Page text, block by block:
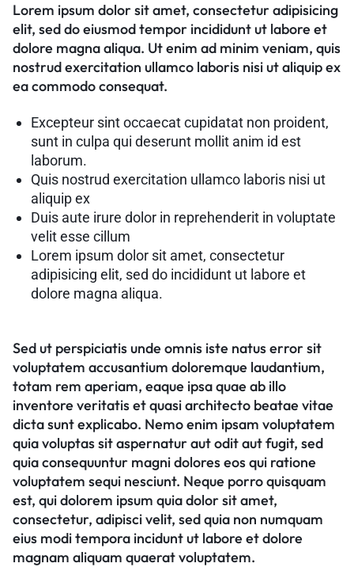
Lorem ipsum dolor sit amet, consectetur adipisicing
elit, sed do eiusmod tempor incididunt ut labore et
dolore magna aliqua. Ut enim ad minim veniam, quis
nostrud exercitation ullamco laboris nisi ut aliquip ex
ea commodo consequat.
Excepteur sint occaecat cupidatat non proident,
sunt in culpa qui deserunt mollit anim id est
laborum.
Quis nostrud exercitation ullamco laboris nisi ut
aliquip ex
Duis aute irure dolor in reprehenderit in voluptate
velit esse cillum
Lorem ipsum dolor sit amet, consectetur
adipisicing elit, sed do incididunt ut labore et
dolore magna aliqua.
Sed ut perspiciatis unde omnis iste natus error sit
voluptatem accusantium doloremque laudantium,
totam rem aperiam, eaque ipsa quae ab illo
inventore veritatis et quasi architecto beatae vitae
dicta sunt explicabo. Nemo enim ipsam voluptatem
quia voluptas sit aspernatur aut odit aut fugit, sed
quia consequuntur magni dolores eos qui ratione
voluptatem sequi nesciunt. Neque porro quisquam
est, qui dolorem ipsum quia dolor sit amet,
consectetur, adipisci velit, sed quia non numquam
eius modi tempora incidunt ut labore et dolore
magnam aliquam quaerat voluptatem.